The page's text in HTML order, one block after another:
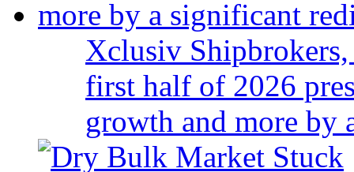
Xclusiv
first half of 2026
growth and more